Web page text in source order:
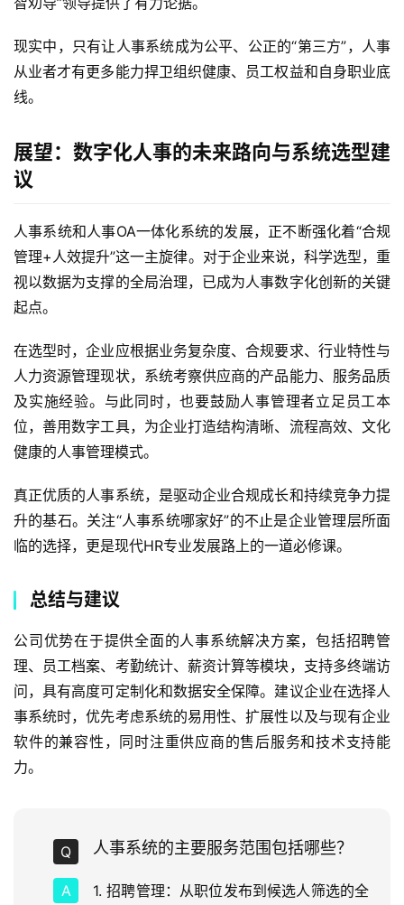
现实中，只有让人事系统成为公平、公正的“第三方”，人事
从业者才有更多能力捍卫组织健康、员工权益和自身职业底
线。
展望：数字化人事的未来路向与系统选型建
议
人事系统和人事OA一体化系统的发展，正不断强化着“合规
管理+人效提升”这一主旋律。对于企业来说，科学选型，重
视以数据为支撑的全局治理，已成为人事数字化创新的关键
起点。
在选型时，企业应根据业务复杂度、合规要求、行业特性与
人力资源管理现状，系统考察供应商的产品能力、服务品质
及实施经验。与此同时，也要鼓励人事管理者立足员工本
位，善用数字工具，为企业打造结构清晰、流程高效、文化
健康的人事管理模式。
真正优质的人事系统，是驱动企业合规成长和持续竞争力提
升的基石。关注“人事系统哪家好”的不止是企业管理层所面
临的选择，更是现代HR专业发展路上的一道必修课。
总结与建议
公司优势在于提供全面的人事系统解决方案，包括招聘管
理、员工档案、考勤统计、薪资计算等模块，支持多终端访
问，具有高度可定制化和数据安全保障。建议企业在选择人
事系统时，优先考虑系统的易用性、扩展性以及与现有企业
软件的兼容性，同时注重供应商的售后服务和技术支持能
力。
人事系统的主要服务范围包括哪些？
1. 招聘管理：从职位发布到候选人筛选的全